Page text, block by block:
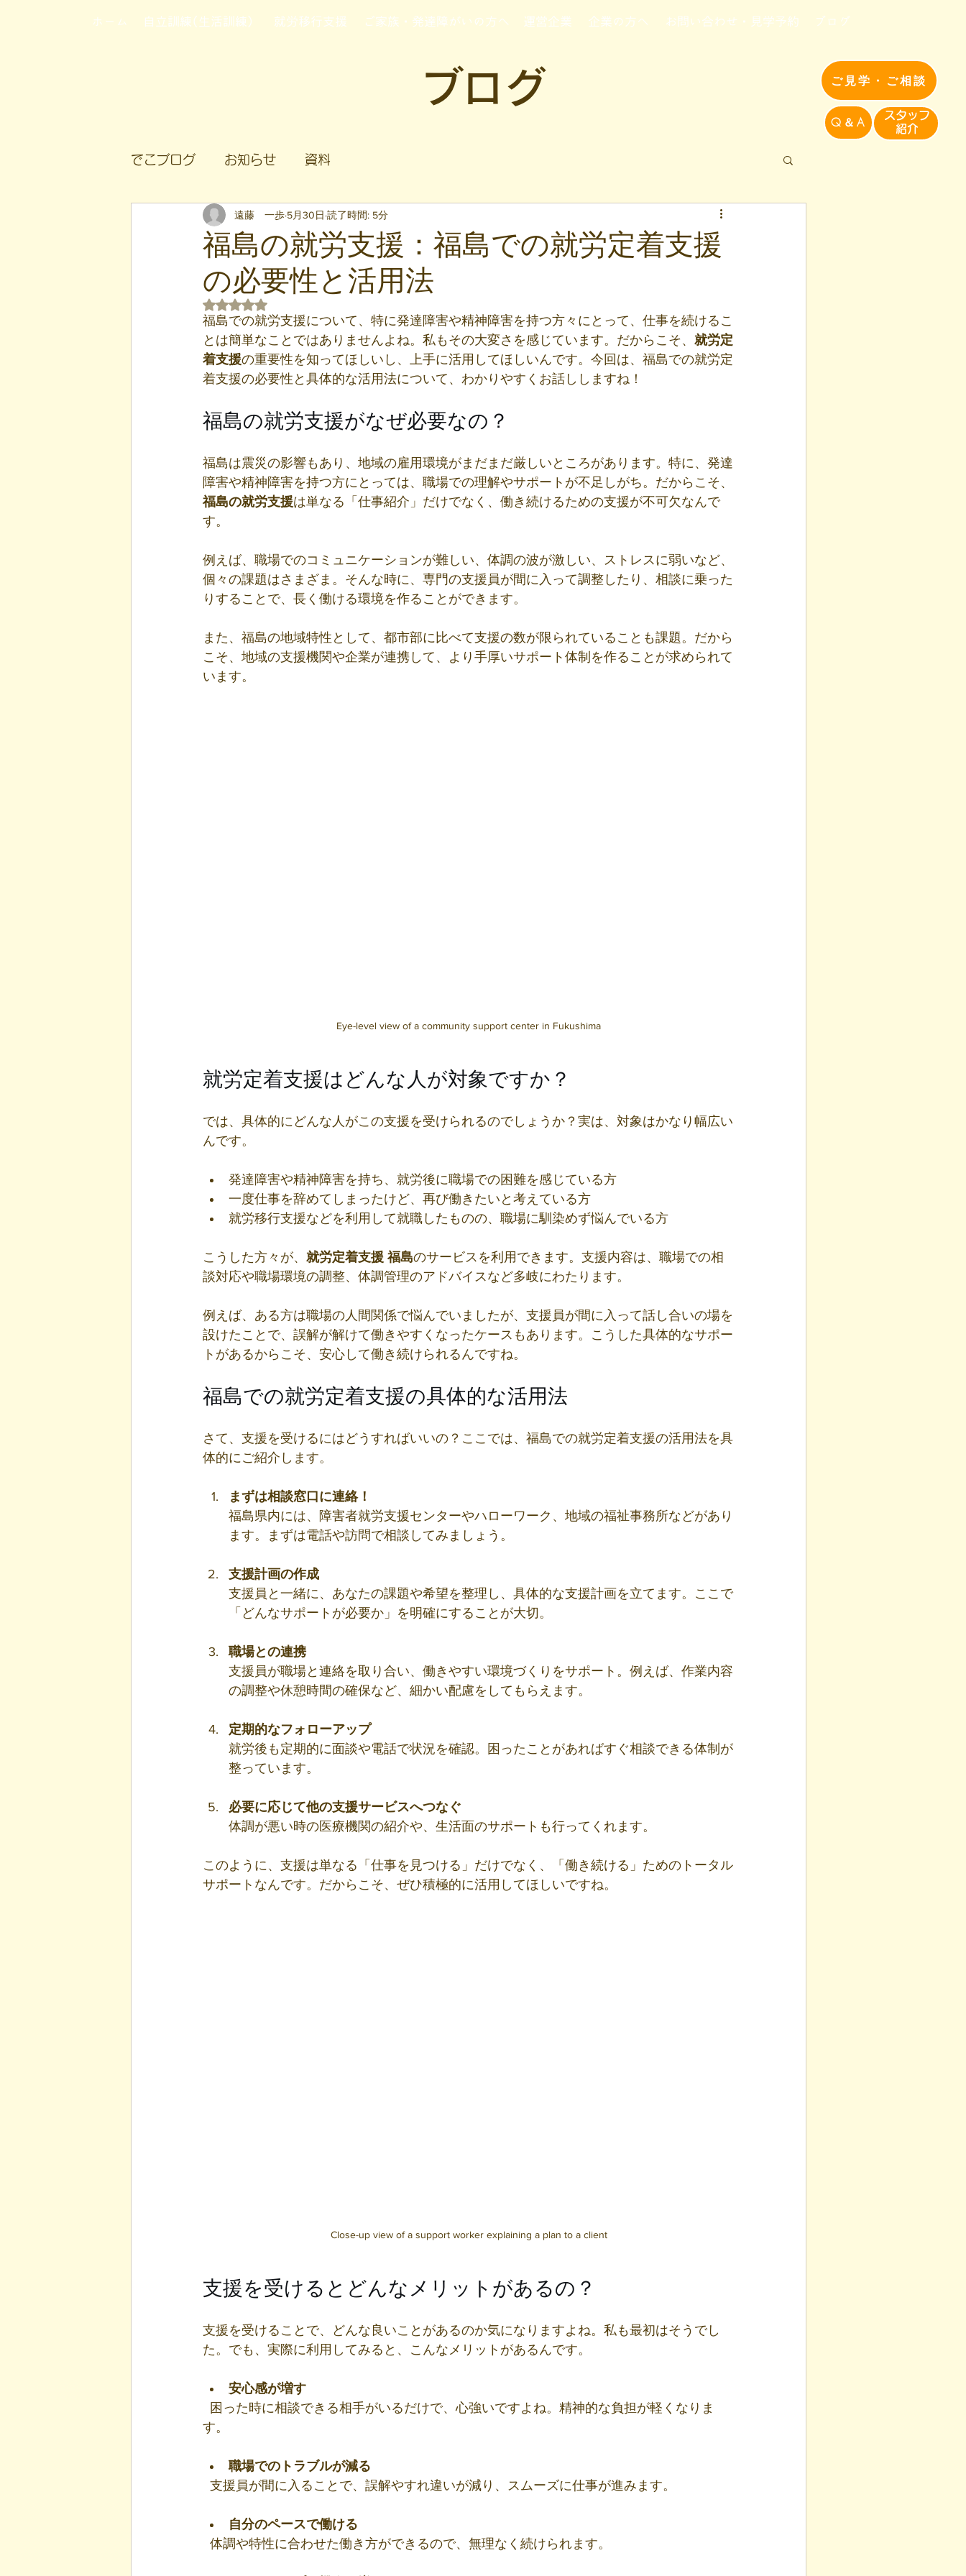
ご見学・ご相談
Q＆A
​スタッフ
紹介​
ホーム 自立訓練(生活訓練) 就労移行支援 ご家族・発達障がいの方へ 運営企業 企業の方へ お問い合わせ・見学予約 ブログ
ブログ
でこブログ お知らせ 資料
福島の就労支援：福島での就労定着支援
の必要性と活用法
遠藤 一歩 5月30日 読了時間: 5分
5つ星のうちNaNと評価されています。
福島での就労支援について、特に発達障害や精神障害を持つ方々にとって、仕事を続けるこ
とは簡単なことではありませんよね。私もその大変さを感じています。だからこそ、 就労定
着支援の重要性を知ってほしいし、上手に活用してほしいんです。今回は、福島での就労定
着支援の必要性と具体的な活用法について、わかりやすくお話ししますね！
福島の就労支援がなぜ必要なの？
福島は震災の影響もあり、地域の雇用環境がまだまだ厳しいところがあります。特に、発達
障害や精神障害を持つ方にとっては、職場での理解やサポートが不足しがち。だからこそ、
福島の就労支援は単なる「仕事紹介」だけでなく、働き続けるための支援が不可欠なんで
す。
例えば、職場でのコミュニケーションが難しい、体調の波が激しい、ストレスに弱いなど、
個々の課題はさまざま。そんな時に、専門の支援員が間に入って調整したり、相談に乗った
りすることで、長く働ける環境を作ることができます。
また、福島の地域特性として、都市部に比べて支援の数が限られていることも課題。だから
こそ、地域の支援機関や企業が連携して、より手厚いサポート体制を作ることが求められて
います。
Eye-level view of a community support center in Fukushima
就労定着支援はどんな人が対象ですか？
では、具体的にどんな人がこの支援を受けられるのでしょうか？実は、対象はかなり幅広い
んです。
発達障害や精神障害を持ち、就労後に職場での困難を感じている方
一度仕事を辞めてしまったけど、再び働きたいと考えている方
就労移行支援などを利用して就職したものの、職場に馴染めず悩んでいる方
こうした方々が、 就労定着支援 福島のサービスを利用できます。支援内容は、職場での相
談対応や職場環境の調整、体調管理のアドバイスなど多岐にわたります。
例えば、ある方は職場の人間関係で悩んでいましたが、支援員が間に入って話し合いの場を
設けたことで、誤解が解けて働きやすくなったケースもあります。こうした具体的なサポー
トがあるからこそ、安心して働き続けられるんですね。
福島での就労定着支援の具体的な活用法
さて、支援を受けるにはどうすればいいの？ここでは、福島での就労定着支援の活用法を具
体的にご紹介します。
まずは相談窓口に連絡！
福島県内には、障害者就労支援センターやハローワーク、地域の福祉事務所などがあり
ます。まずは電話や訪問で相談してみましょう。
支援計画の作成
支援員と一緒に、あなたの課題や希望を整理し、具体的な支援計画を立てます。ここで
「どんなサポートが必要か」を明確にすることが大切。
職場との連携
支援員が職場と連絡を取り合い、働きやすい環境づくりをサポート。例えば、作業内容
の調整や休憩時間の確保など、細かい配慮をしてもらえます。
定期的なフォローアップ
就労後も定期的に面談や電話で状況を確認。困ったことがあればすぐ相談できる体制が
整っています。
必要に応じて他の支援サービスへつなぐ
体調が悪い時の医療機関の紹介や、生活面のサポートも行ってくれます。
このように、支援は単なる「仕事を見つける」だけでなく、「働き続ける」ためのトータル
サポートなんです。だからこそ、ぜひ積極的に活用してほしいですね。
Close-up view of a support worker explaining a plan to a client
支援を受けるとどんなメリットがあるの？
支援を受けることで、どんな良いことがあるのか気になりますよね。私も最初はそうでし
た。でも、実際に利用してみると、こんなメリットがあるんです。
安心感が増す
す。
職場でのトラブルが減る
  支援員が間に入ることで、誤解やすれ違いが減り、スムーズに仕事が進みます。
自分のペースで働ける
  体調や特性に合わせた働き方ができるので、無理なく続けられます。